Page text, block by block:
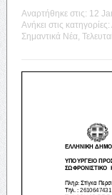
Αναρτήθηκε στις: 12
Ανήκει στις κατηγορίες:
Σημαντικά Νέα